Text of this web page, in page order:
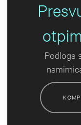
Podloga